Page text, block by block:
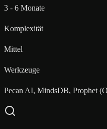
3 - 6 Monate
Komplexität
Mittel
Werkzeuge
Pecan AI, MindsDB, Prophet